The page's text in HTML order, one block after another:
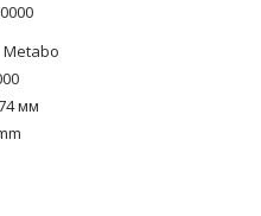
Metabo
мм